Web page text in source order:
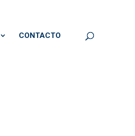
CONTACTO